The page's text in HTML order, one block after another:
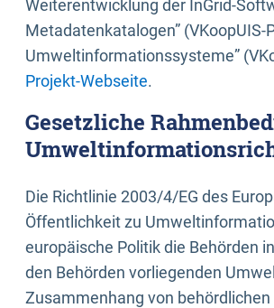
Weiterentwicklung der InGrid-
Metadatenkatalogen”
Umweltinformationssysteme”
Projekt-Webseite.
Gesetzliche
Die Richtlinie 2003/4/EG des
Öffentlichkeit zu
europäische Politik die Behörden
den Behörden vorliegenden
Zusammenhang von